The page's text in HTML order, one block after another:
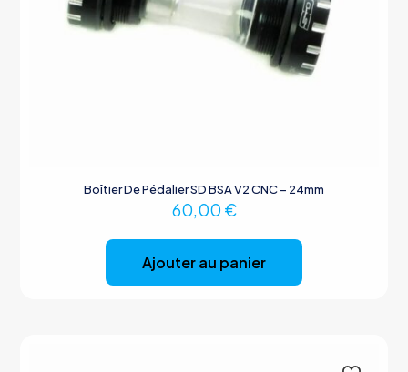
Boîtier De Pédalier SD BSA V2 CNC – 24mm
60,00 €
Ajouter au panier